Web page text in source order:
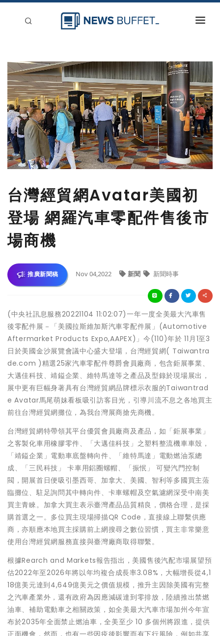
新聞稿分類
登入
刊登
台灣經貿網Avatar美國初
登場 網羅汽車零配件售後市
場商機
推廣新聞稿 Nov 04,2022 新聞 新聞時事
(中央社訊息服務20221104 11:02:07)一年一度全美最大汽車售
後零配件展－「美國拉斯維加斯汽車零配件展」(Automotive
Aftermarket Products Expo,AAPEX)」今(110)年於 11月1至3
日於美國金沙展覽會議中心盛大登場，台灣經貿網( Taiwantra
de.com )精選25家汽車零配件尊爵會員廠商，包含鉅展事業、
大邁佳科技、靖鎰企業、維特馬達等之產品及型錄於現場展出，
展中更有巨幅身著具有台灣經貿網品牌標示衣服的Taiwantrad
e Avatar馬尾萌妹看板吸引訪客目光，引導川流不息之各地買主
前往台灣經貿網攤位，為我台灣展商搶先商機。
台灣經貿網特帶領其平台優質會員廠商及產品，如「鉅展事業」
之客製化車用橡膠零件、「大邁佳科技」之塑料整流機車車殼，
「靖鎰企業」電動車底盤轉向件、「維特馬達」電動燃油泵總
成、「三民科技」 卡車用鋁圈螺帽、「振怋」 可變汽門控制
閥，開展首日便吸引墨西哥、加拿大、美國、智利等多國買主蒞
臨攤位、駐足詢問其中轉向件、卡車螺帽及空氣濾網深受中南美
買主青睞。加拿大買主表示臺灣產品品質精良，價格合理，是採
購首選之一。多位買主現場掃描QR Code，直接線上聯繫供應
商，亦順應本地買主採購前上網搜尋之數位習慣，買主非常樂意
使用台灣經貿網服務直接與臺灣廠商取得聯繫。
根據Rearch and Markets報告指出，美國售後汽配市場展望預
估2022年至2026年將以年均複合成長率3.08%，大幅增長從4,1
18億美元達到4,649億美元之價值規模，推升主因除美國有完整
之汽車產業外，還有政府為因應減碳達到零排放，陸續推出禁燃
油車、補助電動車之相關政策，如全美最大汽車市場加州今年宣
布於2035年全面禁止燃油車，全美至少 10 多個州將跟進，提供
正面機會，然而，也有一些因疫後影響而有下行風險，例如共享